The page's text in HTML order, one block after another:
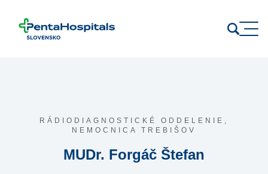
RÁDIODIAGNOSTICKÉ ODDELENIE,
NEMOCNICA TREBIŠOV
MUDr. Forgáč Štefan